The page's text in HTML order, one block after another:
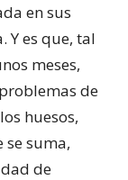
en sus
Y es que, tal
meses,
de
huesos,
suma,
de